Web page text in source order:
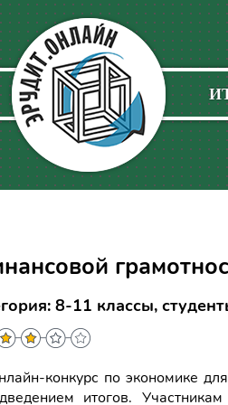
8-11 классы,
конкурс по экономике
итогов.